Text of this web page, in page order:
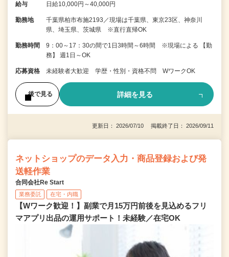
給与 日給10,000円～40,000円
勤務地
千葉県柏市布施2193／現場は千葉県、東京23区、神奈川
県、埼玉県、茨城県 ※直行直帰OK
勤務時間
9：00～17：30の間で1日3時間～6時間 ※現場による 【勤
務】 週1日～OK
応募資格 未経験者大歓迎 学歴・性別・資格不問 WワークOK
後で見る 詳細を見る
更新日： 2026/07/10 掲載終了日： 2026/09/11
ネットショップのデータ入力・商品登録および発
送軽作業
合同会社Re Start
業務委託 在宅・内職
【Wワーク歓迎！】副業で月15万円前後を見込めるフリ
マアプリ出品の運用サポート！未経験／在宅OK